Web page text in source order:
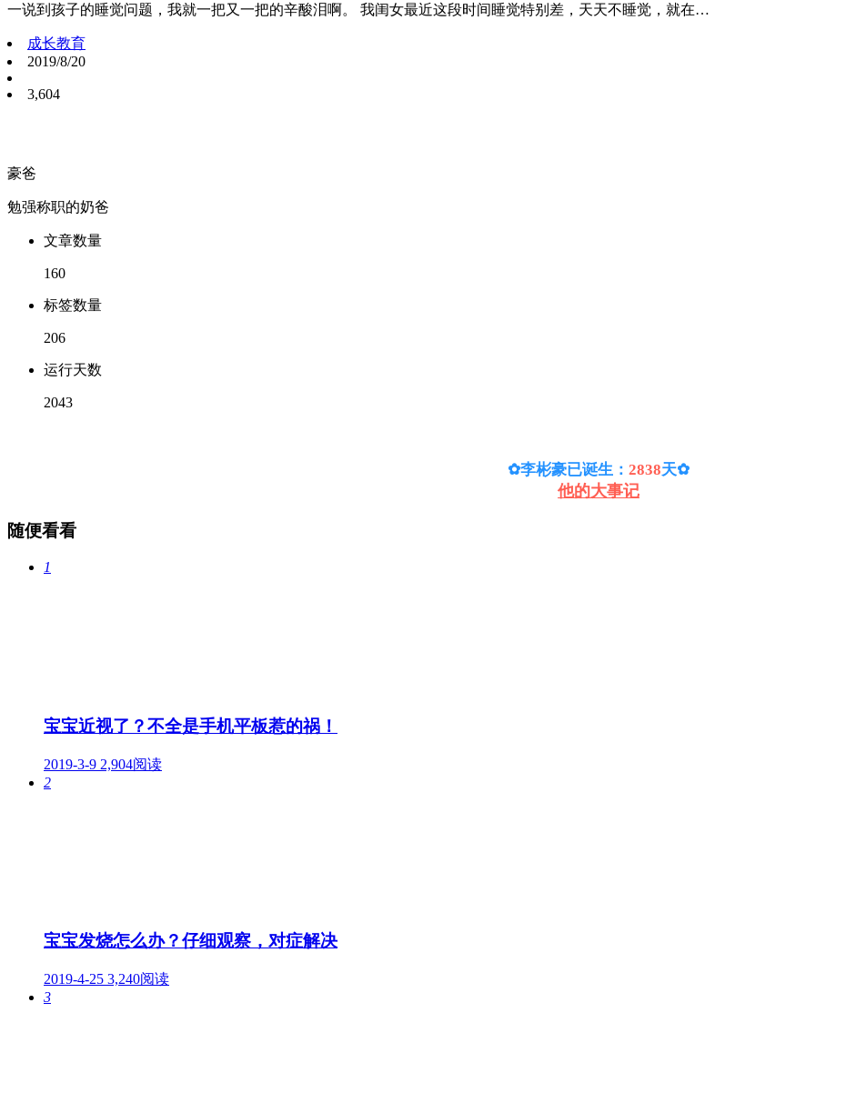
一说到孩子的睡觉问题，我就一把又一把的辛酸泪啊。 我闺女最近这段时间睡觉特别差，天天不睡觉，就在…
成长教育
2019/8/20
3,604
豪爸
勉强称职的奶爸
文章数量
160
标签数量
206
运行天数
2043
✿李彬豪已诞生： 2838天✿
他的大事记
随便看看
1
宝宝近视了？不全是手机平板惹的祸！
2019-3-9 2,904阅读
2
宝宝发烧怎么办？仔细观察，对症解决
2019-4-25 3,240阅读
3